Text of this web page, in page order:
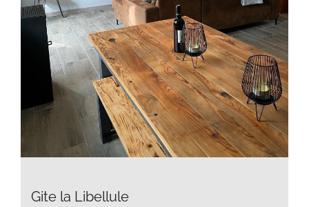
Gite la Libellule